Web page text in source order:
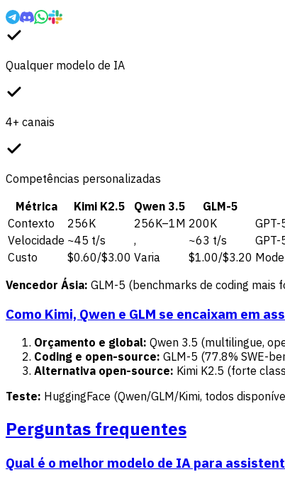
Qualquer modelo de IA
4+ canais
Competências personalizadas
Métrica
Kimi K2.5 Qwen 3.5 GLM-5
Contexto
256K 256K–1M 200K
Velocidade ~45 t/s , ~63 t/s
Custo
$0.60/$3.00 Varia $1.00/$3.20
Vencedor Ásia: GLM-5 (benchmarks de coding mais
Como Kimi, Qwen e GLM se encaixam em
Orçamento e global: Qwen 3.5 (multilingue,
Coding e open-source: GLM-5 (77.8% SWE-
Alternativa open-source: Kimi K2.5 (forte
Teste: HuggingFace (Qwen/GLM/Kimi, todos
Perguntas frequentes
Qual é o melhor modelo de IA para